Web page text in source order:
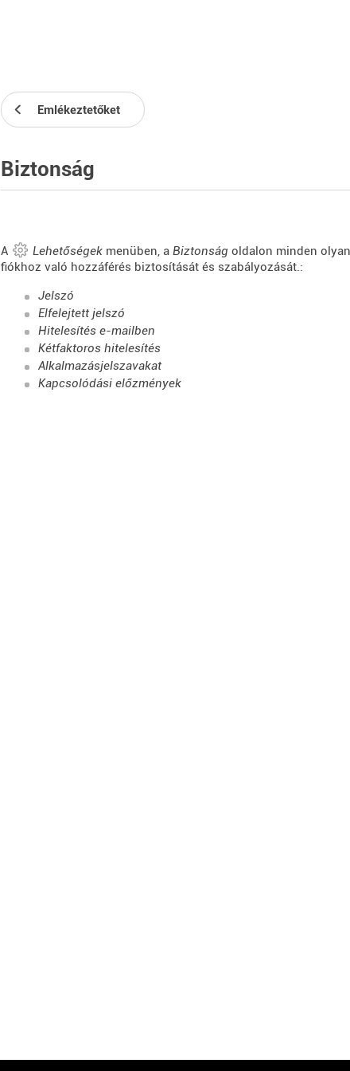
Emlékeztetőket
Biztonság
A Lehetőségek menüben, a Biztonság oldalon minden
fiókhoz való hozzáférés biztosítását és szabályozását.:
Jelszó
Elfelejtett jelszó
Hitelesítés e-mailben
Kétfaktoros hitelesítés
Alkalmazásjelszavakat
Kapcsolódási előzmények